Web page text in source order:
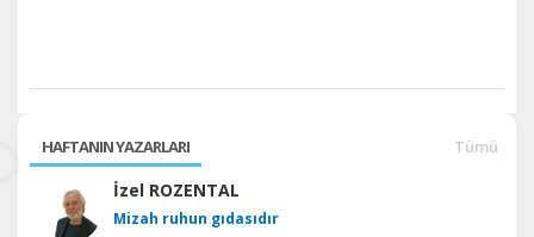
HAFTANIN YAZARLARI Tümü
İzel ROZENTAL
Mizah ruhun gıdasıdır